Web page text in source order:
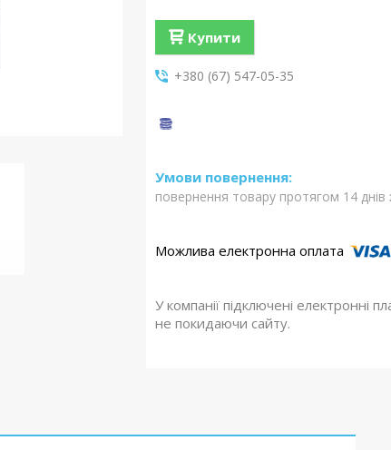
Купити
+380 (67) 547-05-35
повернення товару протягом 14 днів
У компанії підключені електронні
не покидаючи сайту.